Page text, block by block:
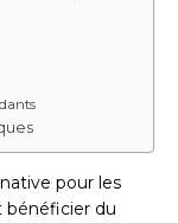
pour les
bénéficier du